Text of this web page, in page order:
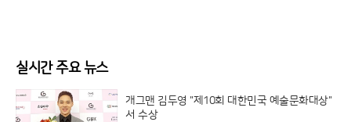
실시간 주요 뉴스
개그맨 김두영 "제10회 대한민국 예술문화대상"
서 수상